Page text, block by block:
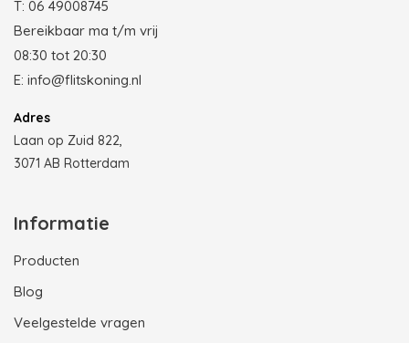
T: 06 49008745
Bereikbaar ma t/m vrij
08:30 tot 20:30
E: info@flitskoning.nl
Adres
Laan op Zuid 822,
3071 AB Rotterdam
Informatie
Producten
Blog
Veelgestelde vragen